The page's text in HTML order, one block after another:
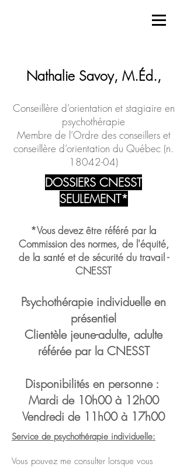
Nathalie Savoy, M.Éd.,
Conseillère d’orientation et stagiaire en
psychothérapie
Membre de l’Ordre des conseillers et
conseillère d’orientation du Québec (n.
18042-04)
DOSSIERS CNESST
SEULEMENT*
*Vous devez être référé par la
Commissiondes normes, de l'équité,
de la santé et de sécurité du travail -
CNESST
Psychothérapie individuelle en
présentiel
Clientèle jeune-adulte, adulte
référée par la CNESST
Disponibilités en personne :
Mardi de 10h00 à 12h00
Vendredi de 11h00 à 17h00
Service de psychothérapie individuelle:
Vous pouvez me consulter lorsque vous